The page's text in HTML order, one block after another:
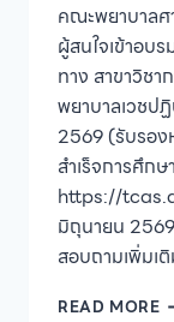
คณะพยาบาลศ
ผู้สนใจเข้าอบ
ทาง สาขาวิช
พยาบาลเวชป
2569 (รับรอง
สำเร็จการศึก
https://
มิถุนายน
สอบถามเพิ่มเ
READ MOREค